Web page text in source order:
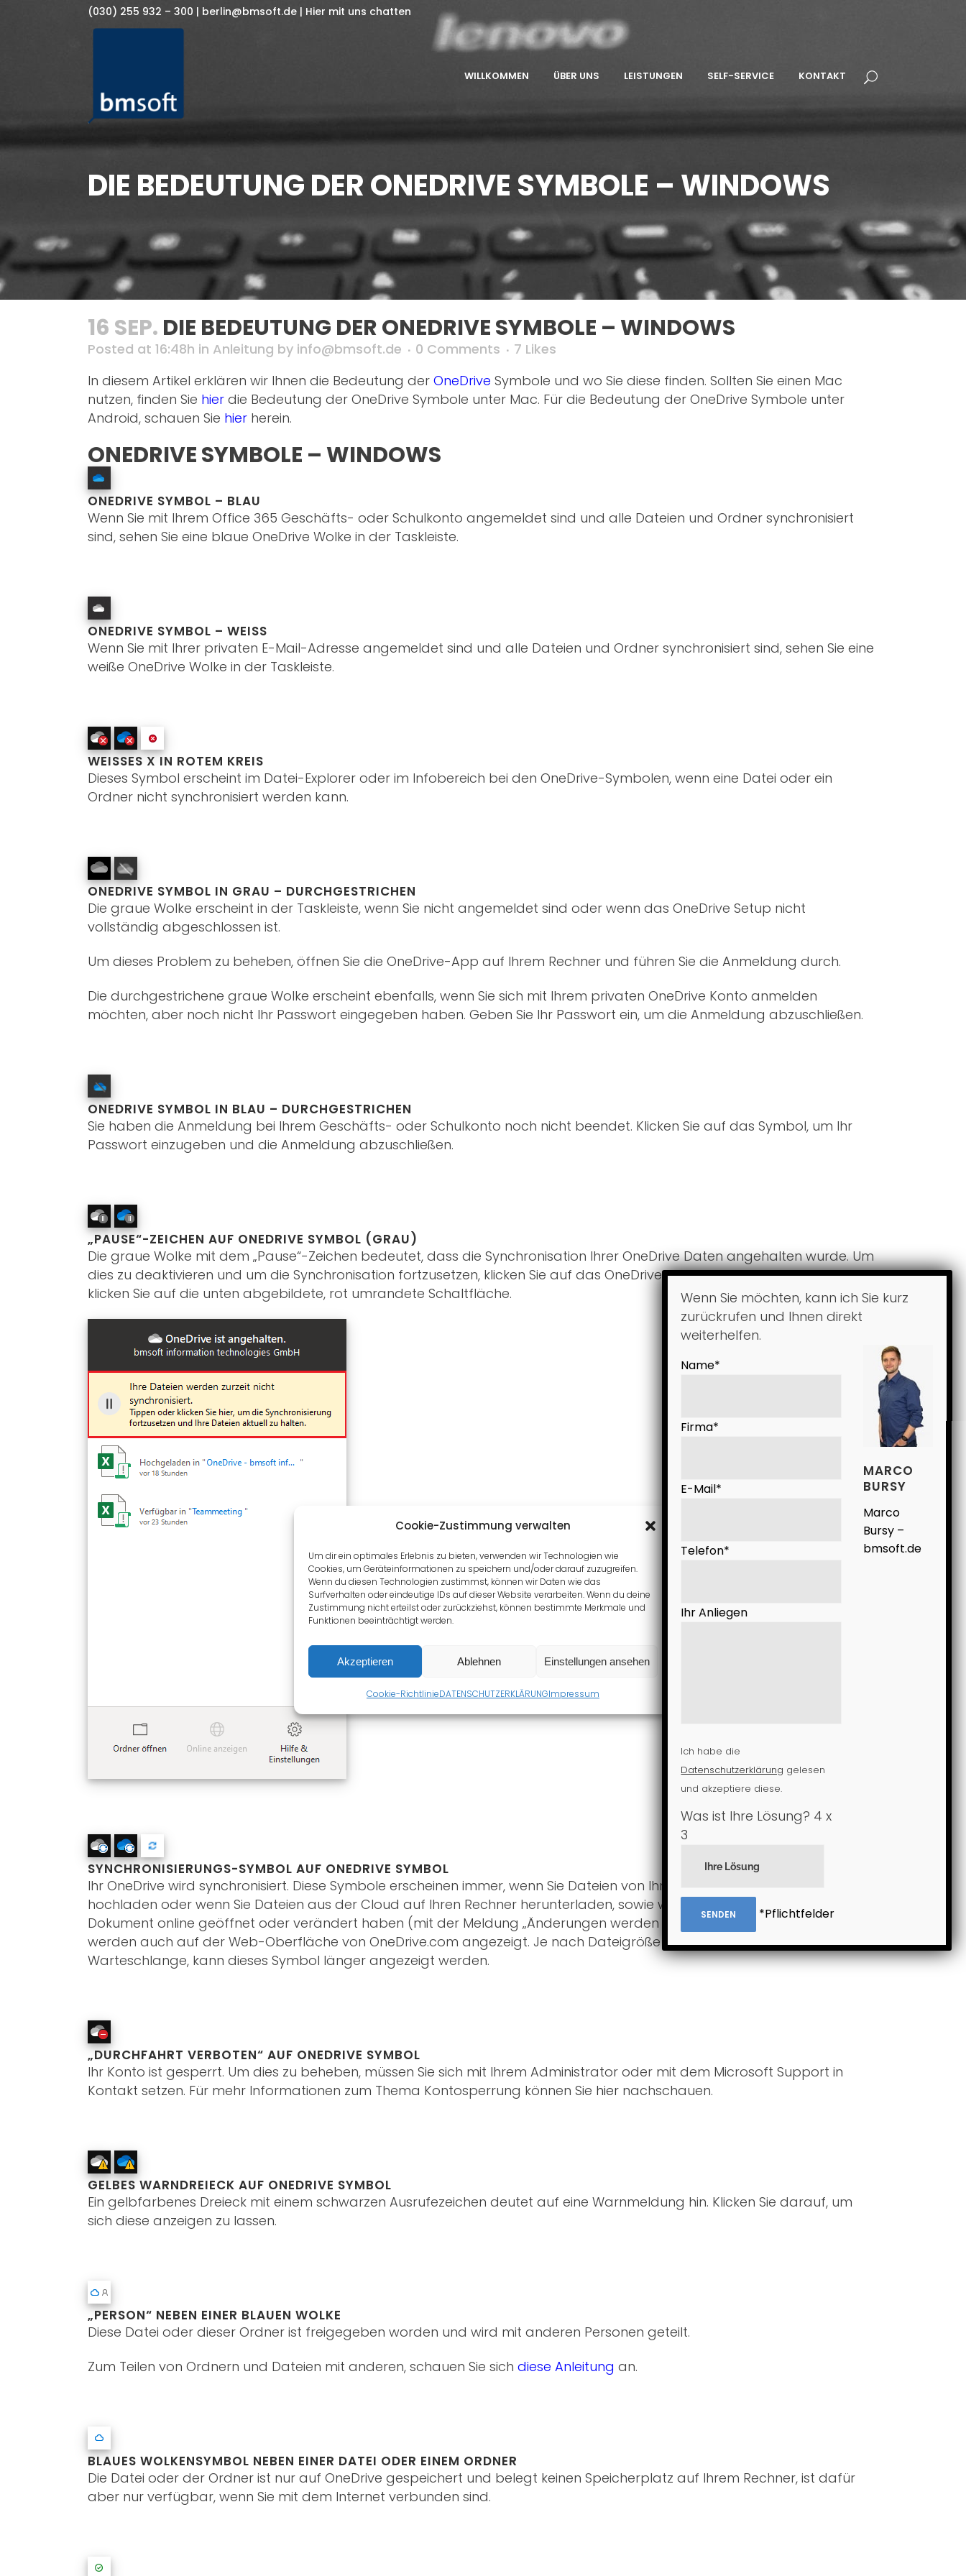
Cookie-Zustimmung verwalten
Um dir ein optimales Erlebnis zu bieten, verwenden wir Technologien wie
Cookies, um Geräteinformationen zu speichern und/oder darauf zuzugreifen.
Wenn du diesen Technologien zustimmst, können wir Daten wie das
Surfverhalten oder eindeutige IDs auf dieser Website verarbeiten. Wenn du deine
Zustimmung nicht erteilst oder zurückziehst, können bestimmte Merkmale und
Funktionen beeinträchtigt werden.
Akzeptieren Ablehnen Einstellungen ansehen
Cookie-RichtlinieDATENSCHUTZERKLÄRUNGImpressum
(030) 255 932 – 300 | berlin@bmsoft.de | Hier mit uns chatten
WILLKOMMEN ÜBER UNS LEISTUNGEN SELF-SERVICE KONTAKT
DIE BEDEUTUNG DER ONEDRIVE SYMBOLE – WINDOWS
16 SEP. DIE BEDEUTUNG DER ONEDRIVE SYMBOLE – WINDOWS
Posted at 16:48h in Anleitung by info@bmsoft.de 0 Comments 7 Likes
In diesem Artikel erklären wir Ihnen die Bedeutung der OneDrive Symbole und wo Sie diese finden. Sollten Sie einen Mac
nutzen, finden Sie hier die Bedeutung der OneDrive Symbole unter Mac. Für die Bedeutung der OneDrive Symbole unter
Android, schauen Sie hier herein.
ONEDRIVE SYMBOLE – WINDOWS
ONEDRIVE SYMBOL – BLAU
Wenn Sie mit Ihrem Office 365 Geschäfts- oder Schulkonto angemeldet sind und alle Dateien und Ordner synchronisiert
sind, sehen Sie eine blaue OneDrive Wolke in der Taskleiste.
ONEDRIVE SYMBOL – WEISS
Wenn Sie mit Ihrer privaten E-Mail-Adresse angemeldet sind und alle Dateien und Ordner synchronisiert sind, sehen Sie eine
weiße OneDrive Wolke in der Taskleiste.
WEISSES X IN ROTEM KREIS
Dieses Symbol erscheint im Datei-Explorer oder im Infobereich bei den OneDrive-Symbolen, wenn eine Datei oder ein
Ordner nicht synchronisiert werden kann.
ONEDRIVE SYMBOL IN GRAU – DURCHGESTRICHEN
Die graue Wolke erscheint in der Taskleiste, wenn Sie nicht angemeldet sind oder wenn das OneDrive Setup nicht
vollständig abgeschlossen ist.
Um dieses Problem zu beheben, öffnen Sie die OneDrive-App auf Ihrem Rechner und führen Sie die Anmeldung durch.
Die durchgestrichene graue Wolke erscheint ebenfalls, wenn Sie sich mit Ihrem privaten OneDrive Konto anmelden
möchten, aber noch nicht Ihr Passwort eingegeben haben. Geben Sie Ihr Passwort ein, um die Anmeldung abzuschließen.
ONEDRIVE SYMBOL IN BLAU – DURCHGESTRICHEN
Sie haben die Anmeldung bei Ihrem Geschäfts- oder Schulkonto noch nicht beendet. Klicken Sie auf das Symbol, um Ihr
Passwort einzugeben und die Anmeldung abzuschließen.
„PAUSE“-ZEICHEN AUF ONEDRIVE SYMBOL (GRAU)
Die graue Wolke mit dem „Pause“-Zeichen bedeutet, dass die Synchronisation Ihrer OneDrive Daten angehalten wurde. Um
dies zu deaktivieren und um die Synchronisation fortzusetzen, klicken Sie auf das OneDrive-Symbol aus der Taskleiste und
klicken Sie auf die unten abgebildete, rot umrandete Schaltfläche.
SYNCHRONISIERUNGS-SYMBOL AUF ONEDRIVE SYMBOL
Ihr OneDrive wird synchronisiert. Diese Symbole erscheinen immer, wenn Sie Dateien von Ihrem Rechner in die Cloud
hochladen oder wenn Sie Dateien aus der Cloud auf Ihren Rechner herunterladen, sowie wenn Sie oder andere ein
Dokument online geöffnet oder verändert haben (mit der Meldung „Änderungen werden verarbeitet“). Diese Symbole
werden auch auf der Web-Oberfläche von OneDrive.com angezeigt. Je nach Dateigröße oder Dateienanzahl in der
Warteschlange, kann dieses Symbol länger angezeigt werden.
„DURCHFAHRT VERBOTEN“ AUF ONEDRIVE SYMBOL
Ihr Konto ist gesperrt. Um dies zu beheben, müssen Sie sich mit Ihrem Administrator oder mit dem Microsoft Support in
Kontakt setzen. Für mehr Informationen zum Thema Kontosperrung können Sie hier nachschauen.
GELBES WARNDREIECK AUF ONEDRIVE SYMBOL
Ein gelbfarbenes Dreieck mit einem schwarzen Ausrufezeichen deutet auf eine Warnmeldung hin. Klicken Sie darauf, um
sich diese anzeigen zu lassen.
„PERSON“ NEBEN EINER BLAUEN WOLKE
Diese Datei oder dieser Ordner ist freigegeben worden und wird mit anderen Personen geteilt.
Zum Teilen von Ordnern und Dateien mit anderen, schauen Sie sich diese Anleitung an.
BLAUES WOLKENSYMBOL NEBEN EINER DATEI ODER EINEM ORDNER
Die Datei oder der Ordner ist nur auf OneDrive gespeichert und belegt keinen Speicherplatz auf Ihrem Rechner, ist dafür
aber nur verfügbar, wenn Sie mit dem Internet verbunden sind.
Wenn Sie möchten, kann ich Sie kurz
zurückrufen und Ihnen direkt
weiterhelfen.
Name*
Firma*
E-Mail*
Telefon*
Ihr Anliegen
Ich habe die
Datenschutzerklärung gelesen
und akzeptiere diese.
Was ist Ihre Lösung? 4 x
3
*Pflichtfelder
MARCO
BURSY
Marco
Bursy –
bmsoft.de